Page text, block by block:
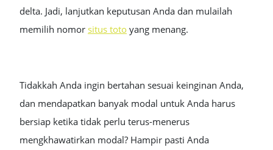
delta. Jadi, lanjutkan keputusan Anda dan mulailah
memilih nomor situs toto yang menang.
Tidakkah Anda ingin bertahan sesuai keinginan Anda,
dan mendapatkan banyak modal untuk Anda harus
bersiap ketika tidak perlu terus-menerus
mengkhawatirkan modal? Hampir pasti Anda